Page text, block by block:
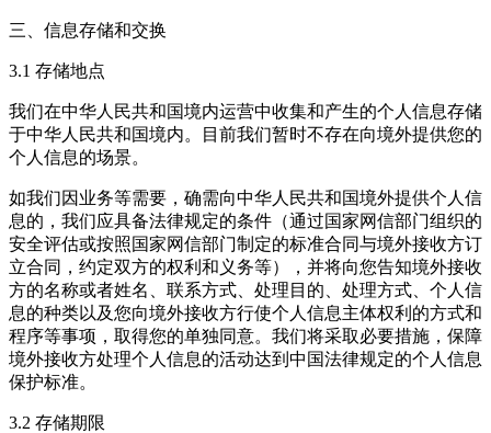
三、信息存储和交换
3.1 存储地点
我们在中华人民共和国境内运营中收集和产生的个人信息存储
于中华人民共和国境内。目前我们暂时不存在向境外提供您的
个人信息的场景。
如我们因业务等需要，确需向中华人民共和国境外提供个人信
息的，我们应具备法律规定的条件（通过国家网信部门组织的
安全评估或按照国家网信部门制定的标准合同与境外接收方订
立合同，约定双方的权利和义务等），并将向您告知境外接收
方的名称或者姓名、联系方式、处理目的、处理方式、个人信
息的种类以及您向境外接收方行使个人信息主体权利的方式和
程序等事项，取得您的单独同意。我们将采取必要措施，保障
境外接收方处理个人信息的活动达到中国法律规定的个人信息
保护标准。
3.2 存储期限